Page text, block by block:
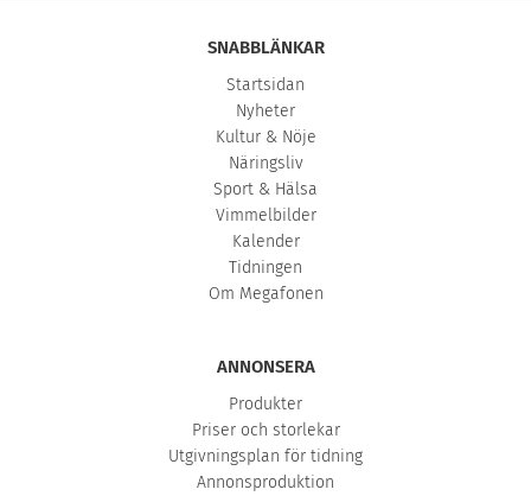
SNABBLÄNKAR
Startsidan
Nyheter
Kultur & Nöje
Näringsliv
Sport & Hälsa
Vimmelbilder
Kalender
Tidningen
Om Megafonen
ANNONSERA
Produkter
Priser och storlekar
Utgivningsplan för tidning
Annonsproduktion